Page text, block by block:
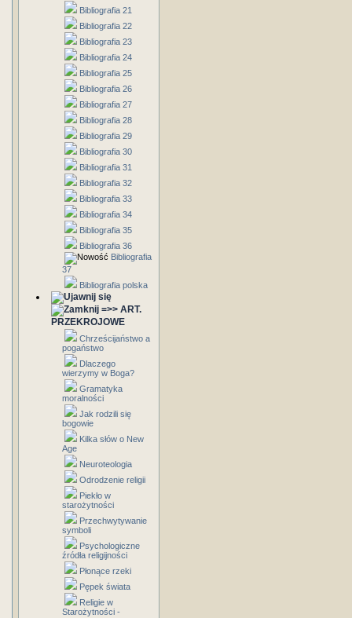
Bibliografia 21
Bibliografia 22
Bibliografia 23
Bibliografia 24
Bibliografia 25
Bibliografia 26
Bibliografia 27
Bibliografia 28
Bibliografia 29
Bibliografia 30
Bibliografia 31
Bibliografia 32
Bibliografia 33
Bibliografia 34
Bibliografia 35
Bibliografia 36
Bibliografia
37
Bibliografia polska
=>> ART.
PRZEKROJOWE
Chrześcijaństwo a
pogaństwo
Dlaczego
wierzymy w Boga?
Gramatyka
moralności
Jak rodzili się
bogowie
Kilka słów o New
Age
Neuroteologia
Odrodzenie religii
Piekło w
starożytności
Przechwytywanie
symboli
Psychologiczne
źródła religijności
Płonące rzeki
Pępek świata
Religie w
Starożytności -